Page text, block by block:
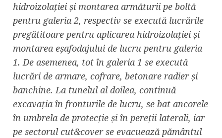
hidroizolației și montarea armăturii pe boltă
pentru galeria 2, respectiv se execută lucrările
pregătitoare pentru aplicarea hidroizolației și
montarea eșafodajului de lucru pentru galeria
1. De asemenea, tot în galeria 1 se execută
lucrări de armare, cofrare, betonare radier și
banchine. La tunelul al doilea, continuă
excavația în fronturile de lucru, se bat ancorele
în umbrela de protecție și în pereții laterali, iar
pe sectorul cut&cover se evacuează pământul